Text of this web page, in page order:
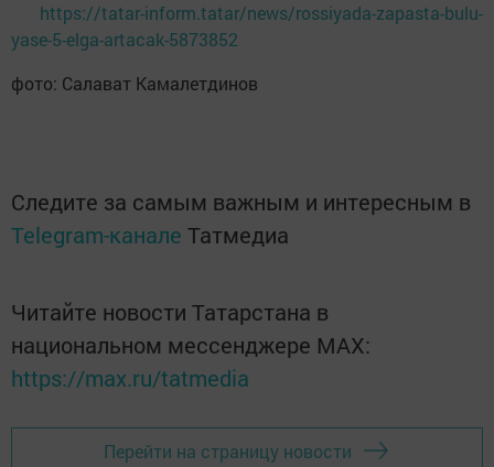
https://tatar-inform.tatar/news/rossiyada-zapasta-bulu-
yase-5-elga-artacak-5873852
фото: Салават Камалетдинов
Следите за самым важным и интересным в
Telegram-канале Татмедиа
Читайте новости Татарстана в
национальном мессенджере MАХ:
https://max.ru/tatmedia
Перейти на страницу новости